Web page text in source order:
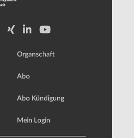
Organschaft
Abo
Abo Kündigung
Mein Login